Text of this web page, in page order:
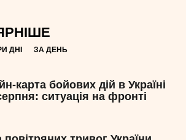
ДНІ ЗА ДЕНЬ
карта бойових дій в Україні
ситуація на фронті